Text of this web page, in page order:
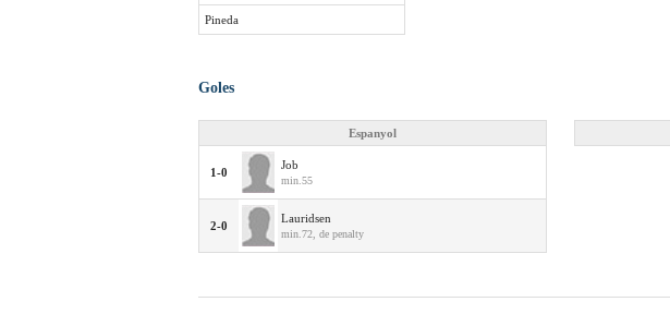
Pineda
Goles
Espanyol
1-0
Job
min.55
2-0
Lauridsen
min.72, de penalty